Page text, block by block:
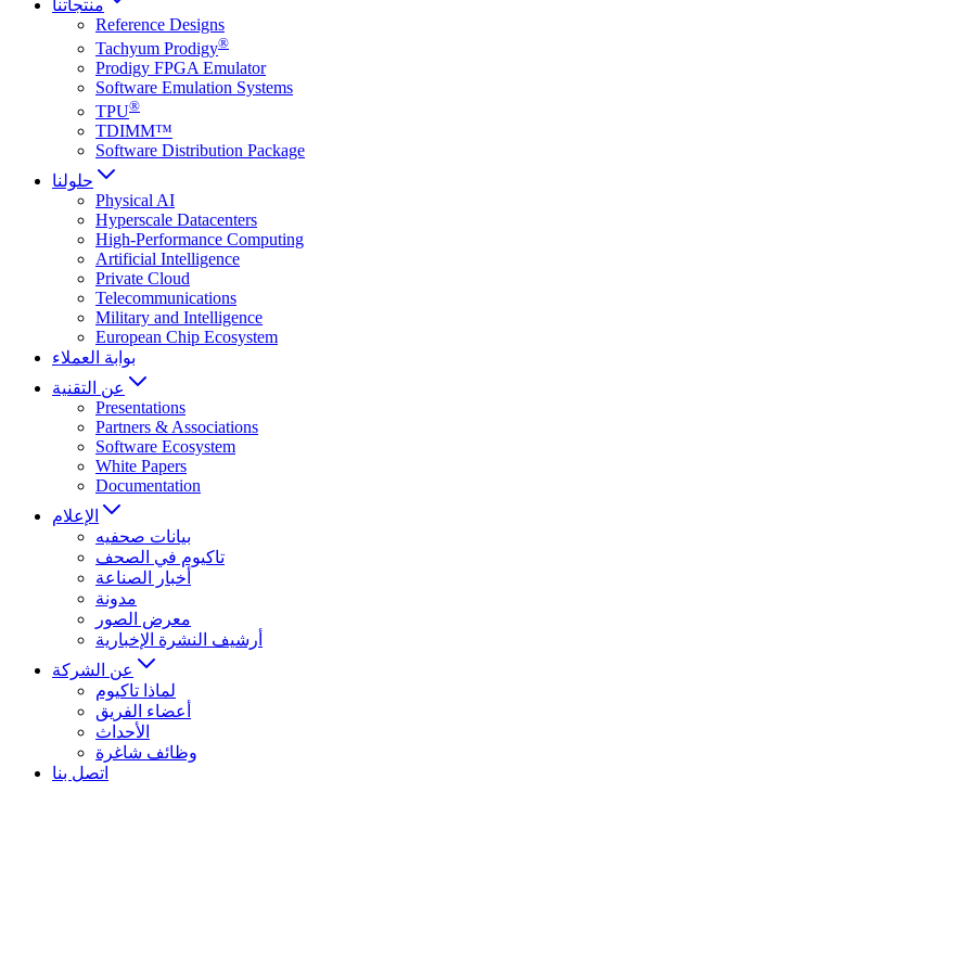
منتجاتنا
Reference Designs
Tachyum Prodigy®
Prodigy FPGA Emulator
Software Emulation Systems
TPU®
TDIMM™
Software Distribution Package
حلولنا
Physical AI
Hyperscale Datacenters
High-Performance Computing
Artificial Intelligence
Private Cloud
Telecommunications
Military and Intelligence
European Chip Ecosystem
بوابة العملاء
عن التقنية
Presentations
Partners & Associations
Software Ecosystem
White Papers
Documentation
الإعلام
بيانات صحفيه
تاكيوم في الصحف
أخبار الصناعة
مدونة
معرض الصور
أرشيف النشرة الإخبارية
عن الشركة
لماذا تاكيوم
أعضاء الفريق
الأحداث
وظائف شاغرة
اتصل بنا